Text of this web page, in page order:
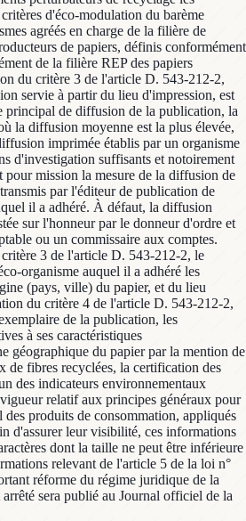
d'éco-modulation du barème
agréés en charge de la filière de
de papiers, définis conformément
de la filière REP des papiers
du critère 3 de l'article D. 543-212-2,
servie à partir du lieu d'impression, est
principal de diffusion de la publication, la
la diffusion moyenne est la plus élevée,
imprimée établis par un organisme
d'investigation suffisants et notoirement
pour mission la mesure de la diffusion de
par l'éditeur de publication de
il a adhéré. À défaut, la diffusion
sur l'honneur par le donneur d'ordre et
ou un commissaire aux comptes.
3 de l'article D. 543-212-2, le
organisme auquel il a adhéré les
(pays, ville) du papier, et du lieu
du critère 4 de l'article D. 543-212-2,
de la publication, les
à ses caractéristiques
géographique du papier par la mention de
de fibres recyclées, la certification des
des indicateurs environnementaux
relatif aux principes généraux pour
produits de consommation, appliqués
d'assurer leur visibilité, ces informations
dont la taille ne peut être inférieure
relevant de l'article 5 de la loi n°
réforme du régime juridique de la
sera publié au Journal officiel de la